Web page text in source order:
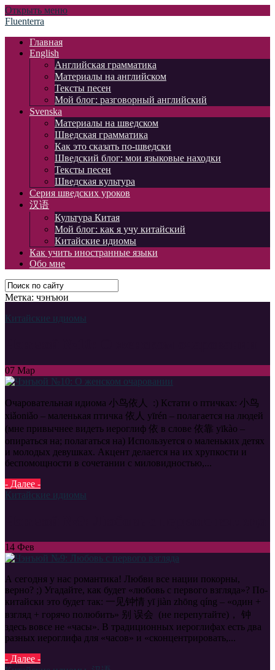
Открыть меню
Fluenterra
Главная
English
Английская грамматика
Материалы на английском
Тексты песен
Мой блог: разговорный английский
Svenska
Материалы на шведском
Шведская грамматика
Как это сказать по-шведски
Шведский блог: мои языковые находки
Тексты песен
Шведская культура
Серия шведских уроков
汉语
Культура Китая
Мой блог: как я учу китайский
Китайские идиомы
Как учить иностранные языки
Обо мне
Метка: чэнъюи
Китайские идиомы
07 Мар
Очаровательная идиома 小鸟依人 :) Кстати о птичках: 小鸟
xiǎoniǎo – маленькая птичка 依人 yīrén – полагается на людей
(мне привычнее видеть иероглиф 依 в слове 依靠 yīkào –
опираться на; полагаться на) Используется о маленьких детях
и молодых девушках. Акцент делается на их хрупкости и
беспомощности в сочетании с миловидностью,...
- Далее -
Китайские идиомы
14 Фев
А сегодня у нас романтика! Любви все нации покорны,
верно? ;) Угадайте, как будет «любовь с первого взгляда»? По-
китайски это будет так: 一见钟情 yī jiàn zhōng qíng – «один +
взгляд + горячо полюбить» 别 误会 (не перепутайте)， 钟
здесь вовсе не «часы». В традиционных иероглифах есть два
разных иероглифа для «часов» и «сконцентрировать,...
- Далее -